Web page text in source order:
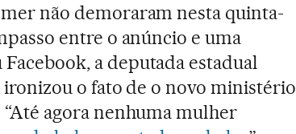
não demoraram nesta quinta-
entre o anúncio e uma
a deputada estadual
ironizou o fato de o novo ministério
agora nenhuma mulher